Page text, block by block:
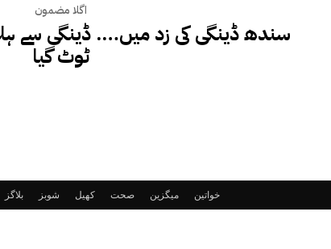
اگلا مضمون
ٹوٹ گیا
بلاگز شوبز کھیل صحت میگزین خواتین